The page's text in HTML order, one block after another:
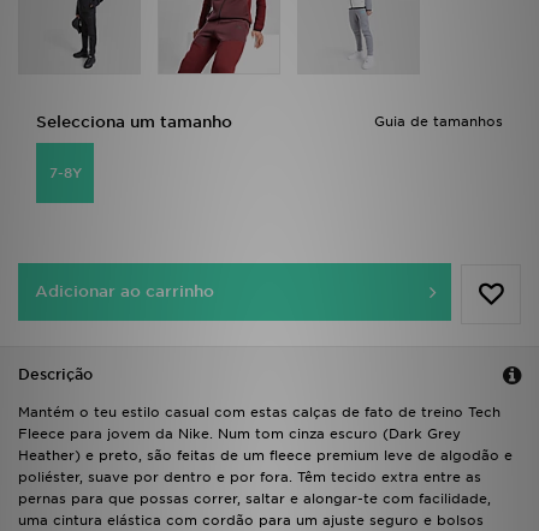
Guia de tamanhos
Selecciona um tamanho
7-8Y
Adicionar ao carrinho
Descrição
Mantém o teu estilo casual com estas calças de fato de treino Tech
Fleece para jovem da Nike. Num tom cinza escuro (Dark Grey
Heather) e preto, são feitas de um fleece premium leve de algodão e
poliéster, suave por dentro e por fora. Têm tecido extra entre as
pernas para que possas correr, saltar e alongar-te com facilidade,
uma cintura elástica com cordão para um ajuste seguro e bolsos
TRABALHA CONNOSCO